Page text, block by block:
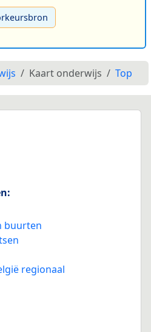
Kaart onderwijs Top
buurten
regionaal